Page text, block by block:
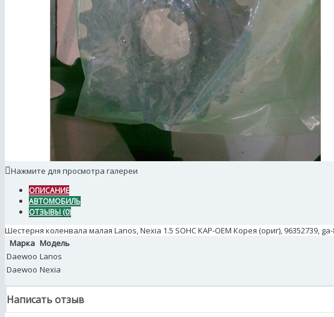
Нажмите для просмотра галереи
ОПИСАНИЕ
АВТОМОБИЛЬ
ОТЗЫВЫ (0)
Шестерня коленвала малая Lanos, Nexia 1.5 SOHC КАР-ОЕМ Корея (ориг), 96352739,
Марка Модель
Daewoo Lanos
Daewoo Nexia
Написать отзыв